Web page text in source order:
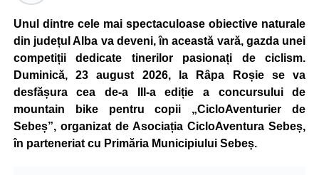
Unul dintre cele mai spectaculoase obiective naturale
din județul Alba va deveni, în această vară, gazda unei
competiții dedicate tinerilor pasionați de ciclism.
Duminică, 23 august 2026, la Râpa Roșie se va
desfășura cea de-a III-a ediție a concursului de
mountain bike pentru copii „CicloAventurier de
Sebeș”, organizat de Asociația CicloAventura Sebeș,
în parteneriat cu Primăria Municipiului Sebeș.